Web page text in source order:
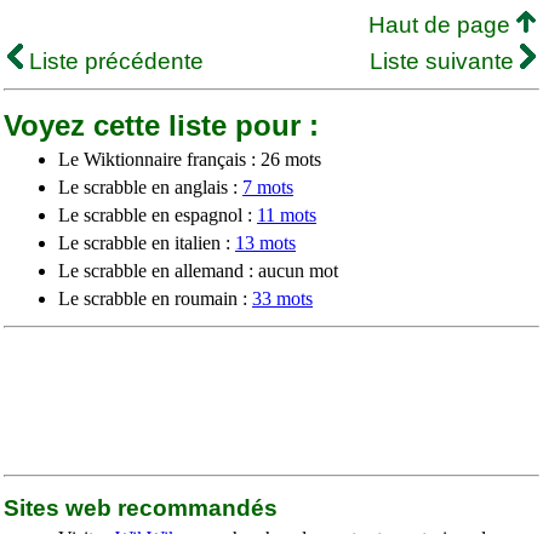
Haut de page
Liste précédente
Liste suivante
Voyez cette liste pour :
Le Wiktionnaire français : 26 mots
Le scrabble en anglais : 7 mots
Le scrabble en espagnol : 11 mots
Le scrabble en italien : 13 mots
Le scrabble en allemand : aucun mot
Le scrabble en roumain : 33 mots
Sites web recommandés